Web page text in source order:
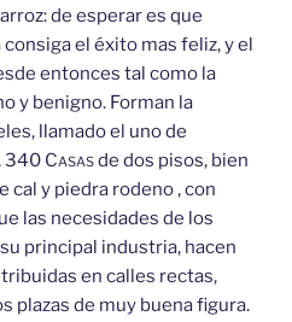
de esperar es que
el éxito mas feliz, y el
entonces tal como la
y benigno. Forman la
llamado el uno de
340 Casasde dos pisos, bien
cal y piedra rodeno , con
las necesidades de los
principal industria, hacen
en calles rectas,
plazas de muy buena figura.